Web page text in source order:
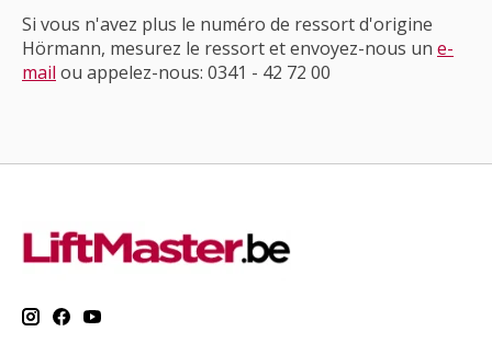
Si vous n'avez plus le numéro de ressort d'origine
Hörmann, mesurez le ressort et envoyez-nous un e-
mail ou appelez-nous: 0341 - 42 72 00